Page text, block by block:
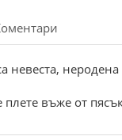
невеста,
въже от